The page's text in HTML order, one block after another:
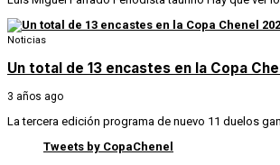
Noticias
Un total de 13 encastes en la Copa
3 años ago
La tercera edición programa de nuevo 11 duelos
Tweets by CopaChenel